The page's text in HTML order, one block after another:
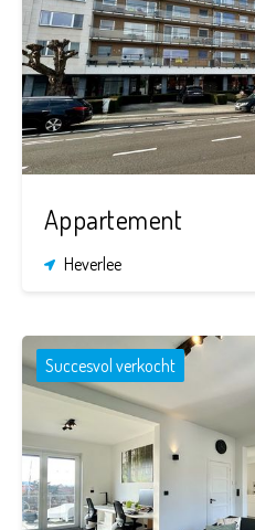
1
38 m²
Appartement
Heverlee
Succesvol verkocht
190 m²